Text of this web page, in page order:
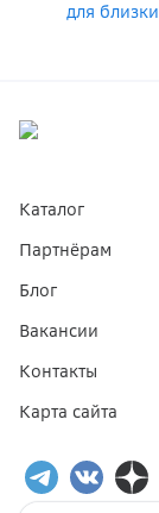
для
Каталог
Партнёрам
Блог
Вакансии
Контакты
Карта сайта